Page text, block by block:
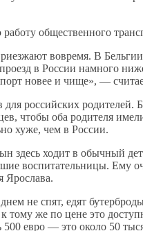
общественного
вовремя. В
в России намного
новее и чище», —
российских родителей.
чтобы оба родителя
хуже, чем в России.
здесь ходит в обычный
воспитательницы. Ему
Ярослава.
не спят, едят
тому же по цене это
евро — это около 50